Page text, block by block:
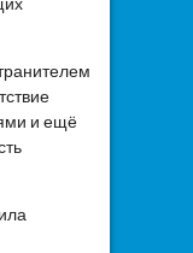
и ещё